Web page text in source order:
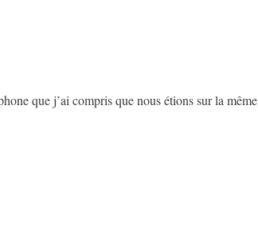
que j’ai compris que nous étions sur la même